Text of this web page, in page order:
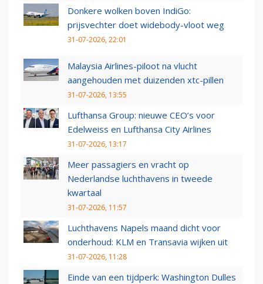
Donkere wolken boven IndiGo:
prijsvechter doet widebody-vloot weg
31-07-2026, 22:01
Malaysia Airlines-piloot na vlucht
aangehouden met duizenden xtc-pillen
31-07-2026, 13:55
Lufthansa Group: nieuwe CEO’s voor
Edelweiss en Lufthansa City Airlines
31-07-2026, 13:17
Meer passagiers en vracht op
Nederlandse luchthavens in tweede
kwartaal
31-07-2026, 11:57
Luchthavens Napels maand dicht voor
onderhoud: KLM en Transavia wijken uit
31-07-2026, 11:28
Einde van een tijdperk: Washington Dulles